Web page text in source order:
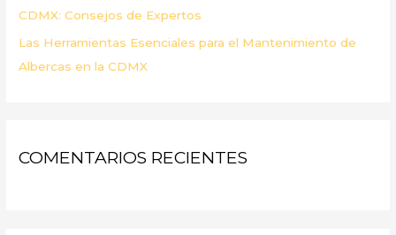
CDMX: Consejos de Expertos
Las Herramientas Esenciales para el Mantenimiento de
Albercas en la CDMX
COMENTARIOS RECIENTES